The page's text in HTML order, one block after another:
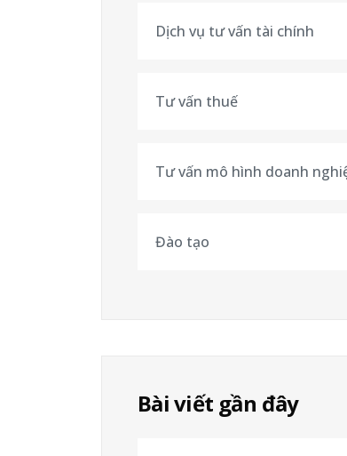
Dịch vụ tư vấn tài chính
Tư vấn thuế
Tư vấn mô hình doanh
Đào tạo
Bài viết gần đây